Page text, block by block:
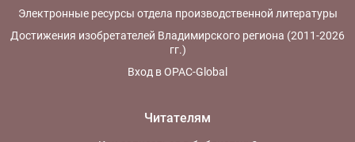
Электронные ресурсы отдела производственной литературы
Достижения изобретателей Владимирского региона (2011-2026
гг.)
Вход в OPAC-Global
Читателям